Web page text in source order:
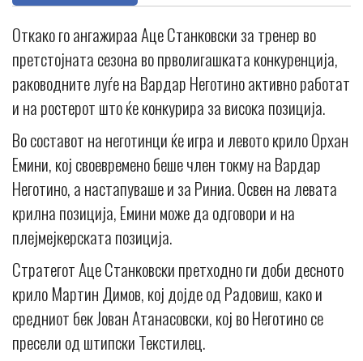
Откако го ангажираа Аце Станковски за тренер во
претстојната сезона во прволигашката конкуренција,
раководните луѓе на Вардар Неготино активно работат
и на ростерот што ќе конкурира за висока позиција.
Во составот на неготинци ќе игра и левото крило Орхан
Емини, кој своевремено беше член токму на Вардар
Неготино, а настапуваше и за Риниа. Освен на левата
крилна позиција, Емини може да одговори и на
плејмејкерската позиција.
Стратегот Аце Станковски претходно ги доби десното
крило Мартин Димов, кој дојде од Радовиш, како и
средниот бек Јован Атанасовски, кој во Неготино се
пресели од штипски Текстилец.